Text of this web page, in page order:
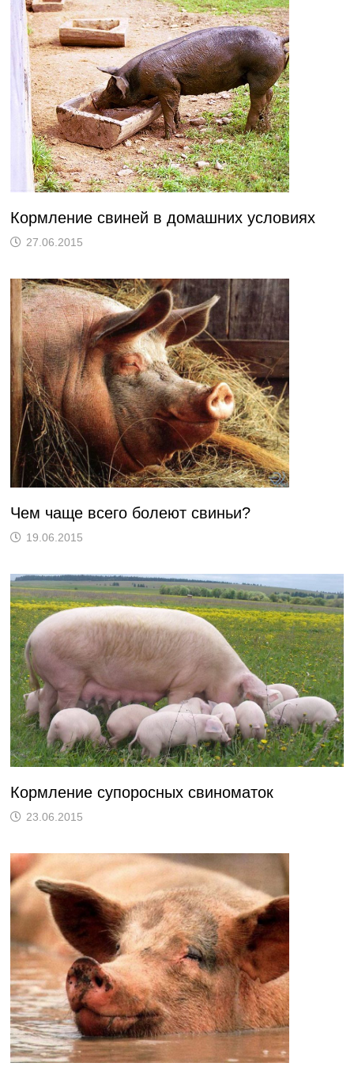
Кормление свиней в домашних условиях
27.06.2015
Чем чаще всего болеют свиньи?
19.06.2015
Кормление супоросных свиноматок
23.06.2015